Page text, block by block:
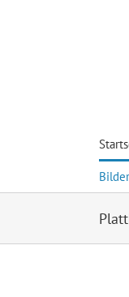
Bilder